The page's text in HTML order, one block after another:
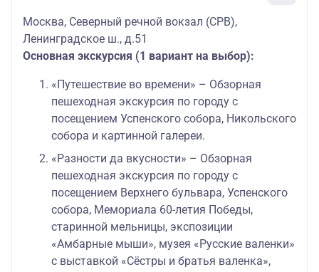
Москва, Северный речной вокзал (СРВ),
Ленинградское ш., д.51
Основная экскурсия (1 вариант на выбор):
«Путешествие во времени» – Обзорная
пешеходная экскурсия по городу с
посещением Успенского собора, Никольского
собора и картинной галереи.
«Разности да вкусности» – Обзорная
пешеходная экскурсия по городу с
посещением Верхнего бульвара, Успенского
собора, Мемориала 60-летия Победы,
старинной мельницы, экспозиции
«Амбарные мыши», музея «Русские валенки»
с выставкой «Сёстры и братья валенка»,